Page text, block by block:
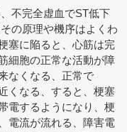
不完全虚血でST低下
の原理や機序はよくわ
塞に陥ると、心筋は完
細胞の正常な活動が障
なくなる、正常で
くなる、すると、梗塞
電するようになり、梗
電流が流れる、障害電